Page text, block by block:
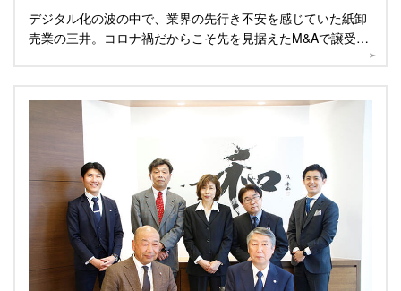
デジタル化の波の中で、業界の先行き不安を感じていた紙卸
売業の三井。コロナ禍だからこそ先を見据えたM&Aで譲受け